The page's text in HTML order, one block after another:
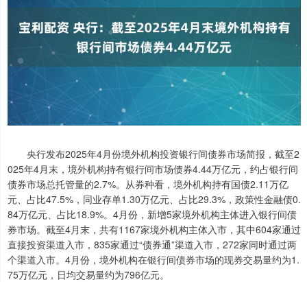
央行发布2025年4月份境外机构投资银行间债券市场简报，截至2
025年4月末，境外机构持有银行间市场债券4.44万亿元，约占银行间
债券市场总托管量的2.7%。从券种看，境外机构持有国债2.11万亿
元、占比47.5%，同业存单1.30万亿元、占比29.3%，政策性金融债0.
84万亿元、占比18.9%。4月份，新增5家境外机构主体进入银行间债
券市场。截至4月末，共有1167家境外机构主体入市，其中604家通过
直接投资渠道入市，835家通过“债券通”渠道入市，272家同时通过两
个渠道入市。4月份，境外机构在银行间债券市场的现券交易量约为1.
75万亿元，日均交易量约为796亿元。